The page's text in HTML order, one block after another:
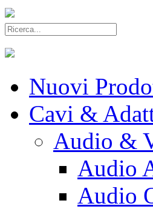
Nuovi
Cavi &
Audio &
Audio
Audio